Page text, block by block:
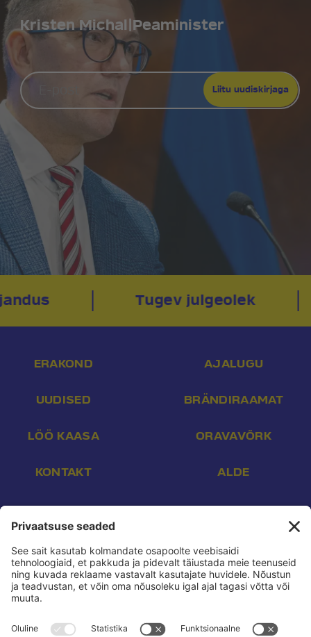
Kristen Michal Peaminister
Tugev julgeolek
ERAKOND
UUDISED
LÖÖ KAASA
KONTAKT
AJALUGU
BRÄNDIRAAMAT
ORAVAVÕRK
ALDE
Aadress:
Endla 16, Tallinn 10142
Telefon: +372 507 3113
Konto nr: EE532200221002169472
Saaja: Eesti Reformierakond
Pank:
HABAEE2X